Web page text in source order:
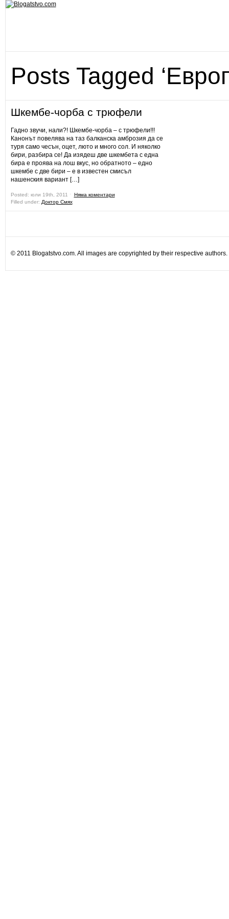
Posts Tagged
Шкембе-чорба с трюфели
Гадно звучи, нали?! Шкембе-чорба – с трюфели!!!
Канонът повелява на таз балканска амброзия да се
туря само чесън, оцет, люто и много сол. И няколко
бири, разбира се! Да изядеш две шкембета с една
бира е проява на лош вкус, но обратното – едно
шкембе с две бири – е в известен смисъл
нашенския вариант […]
Posted: юли 19th, 2011 ˑ Няма коментари
Filled under: Доктор Смях
© 2011 Blogatstvo.com. All images are copyrighted by their respective authors.